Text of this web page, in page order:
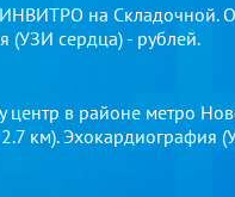
на Складочной.
(УЗИ сердца) - рублей.
в районе метро
км). Эхокардиография